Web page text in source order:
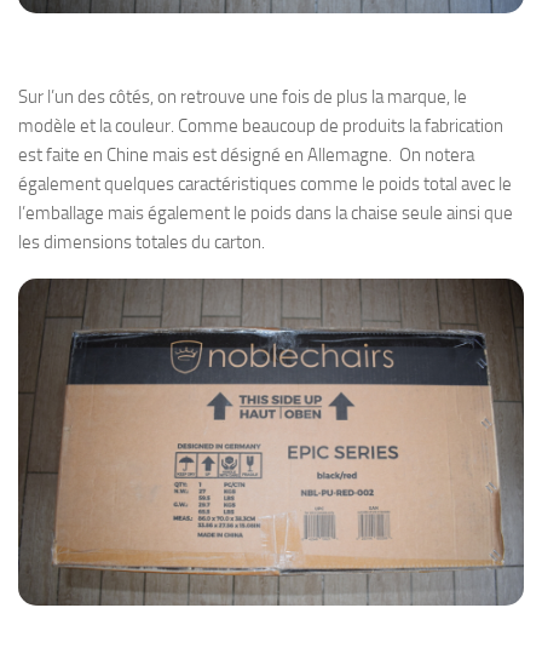
Sur l’un des côtés, on retrouve une fois de plus la marque, le
modèle et la couleur. Comme beaucoup de produits la fabrication
est faite en Chine mais est désigné en Allemagne. On notera
également quelques caractéristiques comme le poids total avec le
l’emballage mais également le poids dans la chaise seule ainsi que
les dimensions totales du carton.